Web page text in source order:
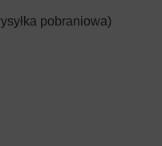
pobraniowa)